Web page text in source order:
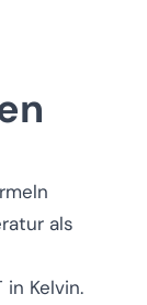
als
in Kelvin.